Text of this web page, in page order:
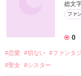
それでも
総文
ファ
0
#恋愛 #切ない #ファンタ
#聖女 #シスター